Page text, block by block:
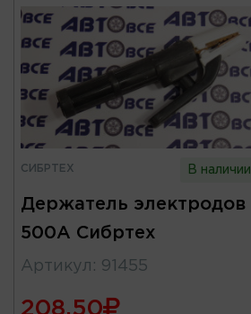
СИБРТЕХ В наличии
Держатель электродов
500А Сибртех
Артикул : 91455
208.50